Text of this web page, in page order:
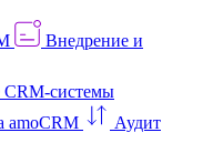
Внедрение и
CRM-системы
amoCRM
Аудит